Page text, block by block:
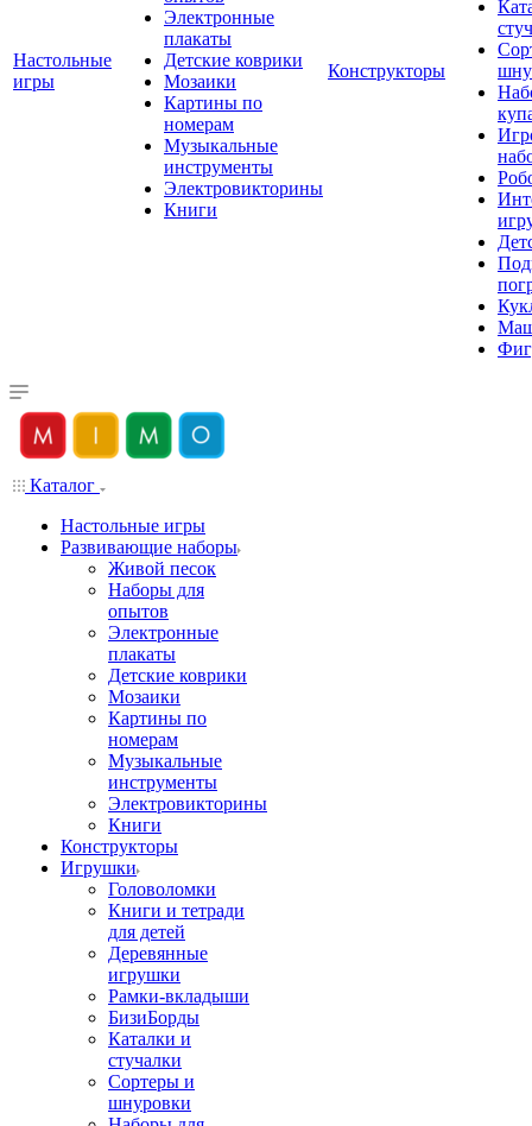
Настольные
игры
Электронные
плакаты
Детские коврики
Мозаики
Картины по
номерам
Музыкальные
инструменты
Электровикторины
Книги
Конструкторы
Каталог
Настольные игры
Развивающие наборы
Живой песок
Наборы для
опытов
Электронные
плакаты
Детские коврики
Мозаики
Картины по
номерам
Музыкальные
инструменты
Электровикторины
Книги
Конструкторы
Игрушки
Головоломки
Книги и тетради
для детей
Деревянные
игрушки
Рамки-вкладыши
БизиБорды
Каталки и
стучалки
Сортеры и
шнуровки